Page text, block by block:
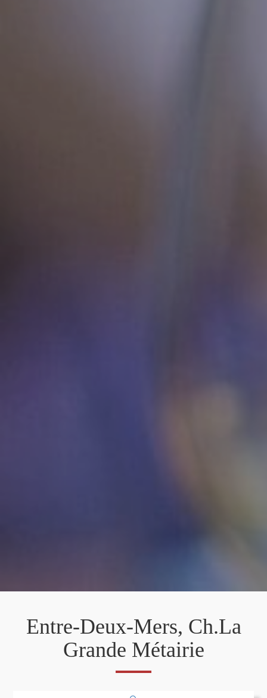
Entre-Deux-Mers, Ch.La
Grande Métairie